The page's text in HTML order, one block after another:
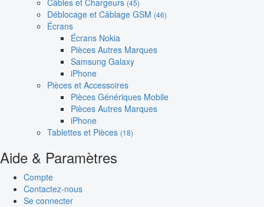
(45)
Déblocage et Câblage GSM (46)
Écrans
Écrans Nokia
Pièces Autres Marques
Samsung Galaxy
iPhone
Pièces et Accessoires
Pièces Génériques Mobile
Pièces Autres Marques
iPhone
Tablettes et Pièces (18)
Aide & Paramètres
Compte
Contactez-nous
Se connecter